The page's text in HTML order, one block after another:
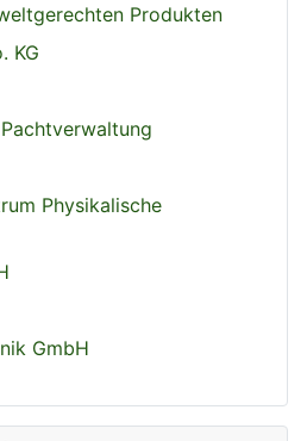
Produkten
KG
Physikalische
GmbH